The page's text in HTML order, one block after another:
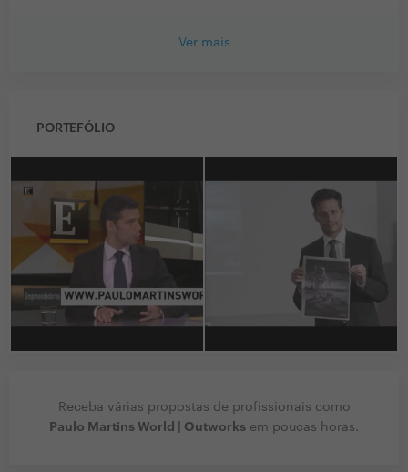
Ver mais
PORTEFÓLIO
Receba várias propostas de profissionais como
Paulo Martins World | Outworks em poucas horas.